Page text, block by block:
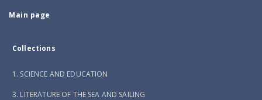
Main page
Collections
1. SCIENCE AND EDUCATION
3. LITERATURE OF THE SEA AND SAILING